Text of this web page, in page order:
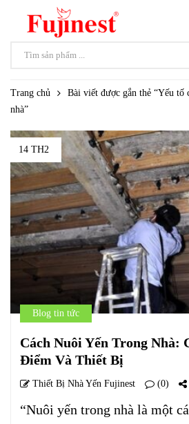
Trang chủ
Bài viết được gắn thẻ “Yếu tố
nhà”
14 TH2
Blog tin tức
Cách Nuôi Yến Trong Nhà:
Điểm Và Thiết Bị
Thiết Bị Nhà Yến Fujinest (0)
“Nuôi yến trong nhà là một